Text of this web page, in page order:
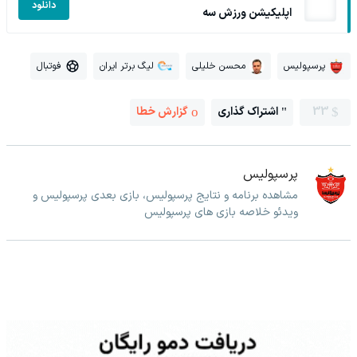
اپلیکیشن ورزش سه دانلود
پرسپولیس محسن خلیلی لیگ برتر ایران فوتبال
33 اشتراک گذاری گزارش خطا
پرسپولیس
مشاهده برنامه و نتایج پرسپولیس، بازی بعدی پرسپولیس و
ویدئو خلاصه بازی های پرسپولیس